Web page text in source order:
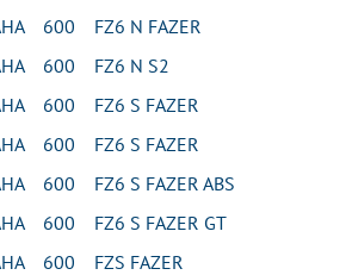
600 FZ6 N FAZER
600 FZ6 N S2
600 FZ6 S FAZER
600 FZ6 S FAZER
600 FZ6 S FAZER ABS
600 FZ6 S FAZER GT
600 FZS FAZER